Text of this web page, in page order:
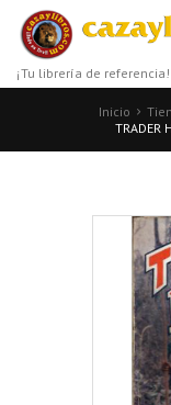
¡Tu librería de referencia!
Inicio
TRADER